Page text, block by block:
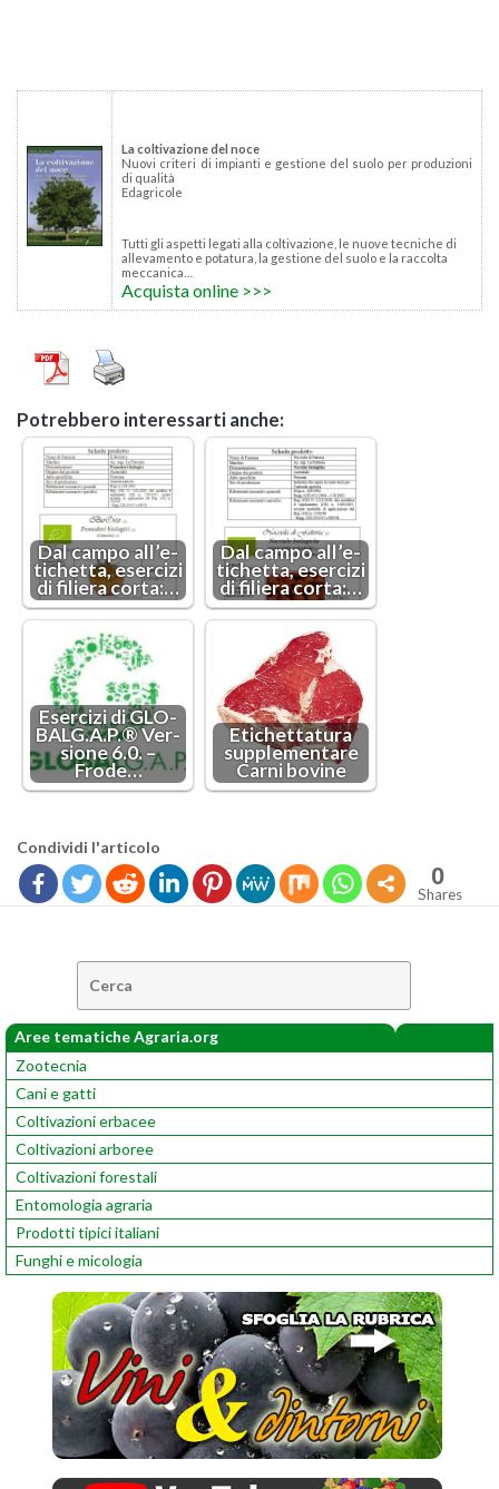
La col­ti­va­zio­ne del noce
Nuovi cri­te­ri di im­pian­ti e ge­stio­ne del suolo per pro­du­zio­ni
di qua­li­tà
Eda­gri­co­le
Tutti gli aspet­ti le­ga­ti alla col­ti­va­zio­ne, le nuove tec­ni­che di
al­le­va­men­to e po­ta­tu­ra, la ge­stio­ne del suolo e la rac­col­ta
mec­ca­ni­ca…
Ac­qui­sta on­li­ne >>>
Po­treb­be­ro in­te­res­sar­ti anche:
Dal campo al­l’e­
ti­chet­ta, eser­ci­zi
di fi­lie­ra corta:…
Dal campo al­l’e­
ti­chet­ta, eser­ci­zi
di fi­lie­ra corta:…
Eser­ci­zi di GLO­
BALG.A.P.® Ver­
sio­ne 6.0. –
Frode…
Eti­chet­ta­tu­ra
sup­ple­men­ta­re
Carni bo­vi­ne
Con­di­vi­di l'ar­ti­co­lo
0
Shares
Aree tematiche Agraria.org
Zootecnia
Cani e gatti
Coltivazioni erbacee
Coltivazioni arboree
Coltivazioni forestali
Entomologia agraria
Prodotti tipici italiani
Funghi e micologia